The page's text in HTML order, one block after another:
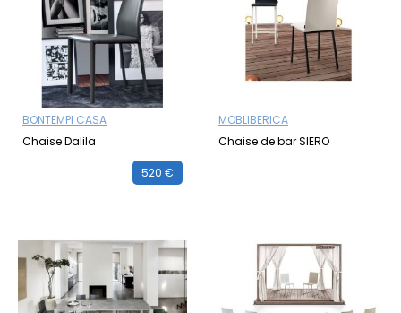
BONTEMPI CASA
Chaise Dalila
520 €
MOBLIBERICA
Chaise de bar SIERO